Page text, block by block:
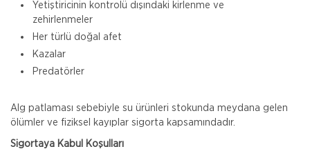
Yetiştiricinin kontrolü dışındaki kirlenme ve
zehirlenmeler
Her türlü doğal afet
Kazalar
Predatörler
Alg patlaması sebebiyle su ürünleri stokunda meydana gelen
ölümler ve fiziksel kayıplar sigorta kapsamındadır.
Sigortaya Kabul Koşulları